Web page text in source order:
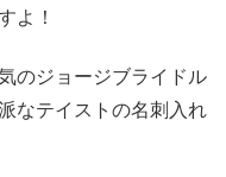
よ！
のジョージブライドル
なテイストの名刺入れ